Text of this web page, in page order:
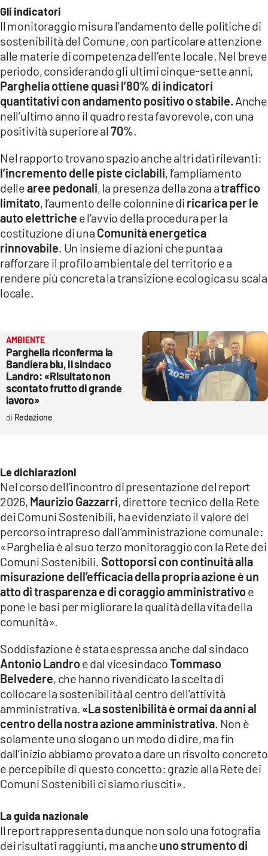
APPLE
Gli indicatori
Il monitoraggio misura l’andamento delle politiche di
sostenibilità del Comune, con particolare attenzione
alle materie di competenza dell’ente locale. Nel breve
periodo, considerando gli ultimi cinque-sette anni,
Parghelia ottiene quasi l’80% di indicatori
quantitativi con andamento positivo o stabile. Anche
nell’ultimo anno il quadro resta favorevole, con una
positività superiore al 70%.
Nel rapporto trovano spazio anche altri dati rilevanti:
l’incremento delle piste ciclabili, l’ampliamento
dellearee pedonali, la presenza della zona atraffico
limitato, l’aumento delle colonnine di ricarica per le
auto elettriche e l’avvio della procedura per la
costituzione di una Comunità energetica
rinnovabile. Un insieme di azioni che punta a
rafforzare il profilo ambientale del territorio e a
rendere più concreta la transizione ecologica su scala
locale.
AMBIENTE
Parghelia riconferma la
Bandiera blu, il sindaco
Landro: «Risultato non
scontato frutto di grande
lavoro»
Redazione
Le dichiarazioni
Nel corso dell’incontro di presentazione del report
2026, Maurizio Gazzarri, direttore tecnico della Rete
dei Comuni Sostenibili, ha evidenziato il valore del
percorso intrapreso dall’amministrazione comunale:
«Parghelia è al suo terzo monitoraggio con la Rete dei
Comuni Sostenibili. Sottoporsi con continuità alla
misurazione dell’efficacia della propria azione è un
atto di trasparenza e di coraggio amministrativoe
pone le basi per migliorare la qualità della vita della
comunità».
Soddisfazione è stata espressa anche dal sindaco
Antonio Landroe dal vicesindacoTommaso
Belvedere, che hanno rivendicato la scelta di
collocare la sostenibilità al centro dell’attività
amministrativa. «La sostenibilità è ormai da anni al
centro della nostra azione amministrativa. Non è
solamente uno slogan o un modo di dire, ma fin
dall’inizio abbiamo provato a dare un risvolto concreto
e percepibile di questo concetto: grazie alla Rete dei
Comuni Sostenibili ci siamo riusciti».
La guida nazionale
Il report rappresenta dunque non solo una fotografia
dei risultati raggiunti, ma ancheuno strumento di